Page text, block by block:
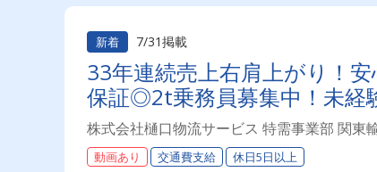
新着 7/31掲載
33年連続売上右肩上がり！
保証◎2t乗務員募集中！未経
株式会社樋口物流サービス 特需事業部 関東
動画あり 交通費支給 休日5日以上